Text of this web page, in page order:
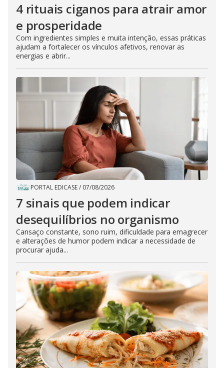
4 rituais ciganos para atrair amor
e prosperidade
Com ingredientes simples e muita intenção, essas práticas
ajudam a fortalecer os vínculos afetivos, renovar as
energias e abrir...
PORTAL EDICASE/ 07/08/2026
7 sinais que podem indicar
desequilíbrios no organismo
Cansaço constante, sono ruim, dificuldade para emagrecer
e alterações de humor podem indicar a necessidade de
procurar ajuda...